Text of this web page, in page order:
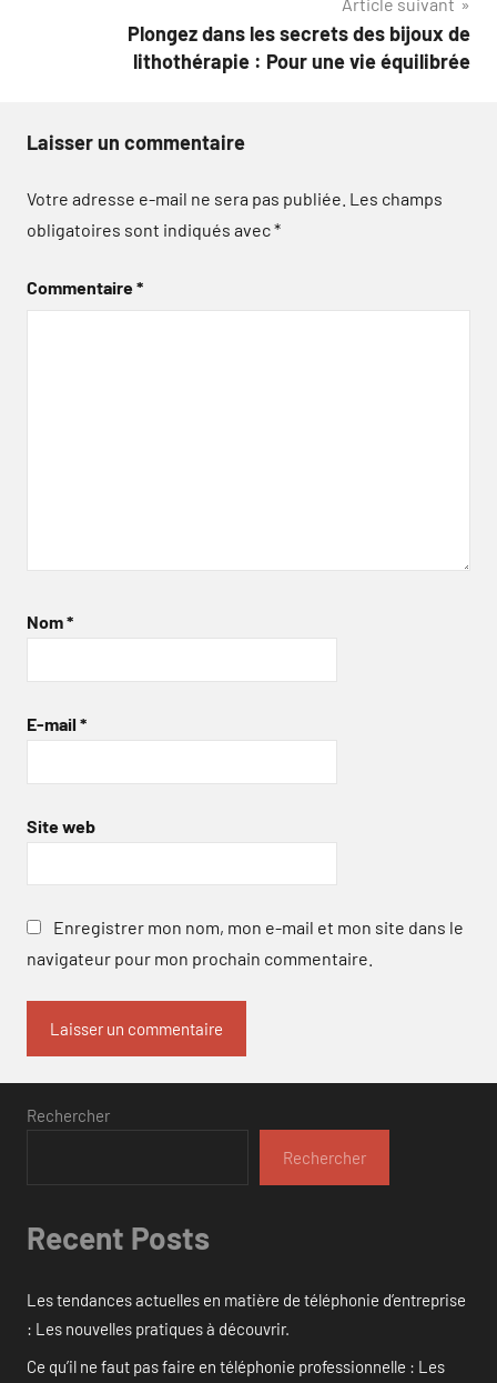
Plongez dans les secrets des bijoux de
lithothérapie : Pour une vie équilibrée
Laisser un commentaire
Votre adresse e-mail ne sera pas publiée. Les champs
obligatoires sont indiqués avec*
Commentaire*
Nom*
E-mail *
Site web
Enregistrer mon nom, mon e-mail et mon site dans le
navigateur pour mon prochain commentaire.
Rechercher
Rechercher
Recent Posts
Les tendances actuelles en matière de téléphonie d’entreprise
: Les nouvelles pratiques à découvrir.
Ce qu’il ne faut pas faire en téléphonie professionnelle : Les